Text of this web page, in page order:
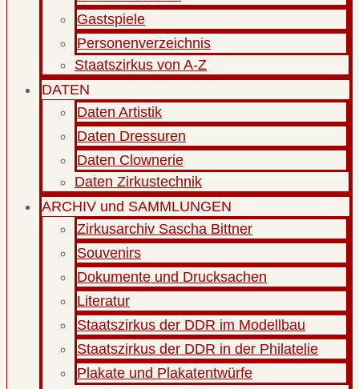
Gastspiele
Personenverzeichnis
Staatszirkus von A-Z
DATEN
Daten Artistik
Daten Dressuren
Daten Clownerie
Daten Zirkustechnik
ARCHIV und SAMMLUNGEN
Zirkusarchiv Sascha Bittner
Souvenirs
Dokumente und Drucksachen
Literatur
Staatszirkus der DDR im Modellbau
Staatszirkus der DDR in der Philatelie
Plakate und Plakatentwürfe